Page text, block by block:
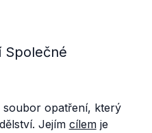
Společné
opatření, který
Jejím cílemje